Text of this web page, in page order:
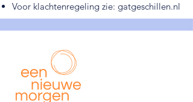
Voor klachtenregeling zie: gatgeschillen.nl